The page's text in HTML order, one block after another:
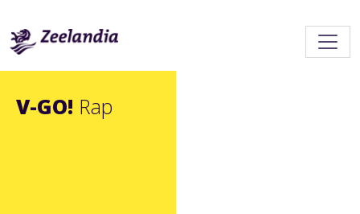
V-GO! Rap